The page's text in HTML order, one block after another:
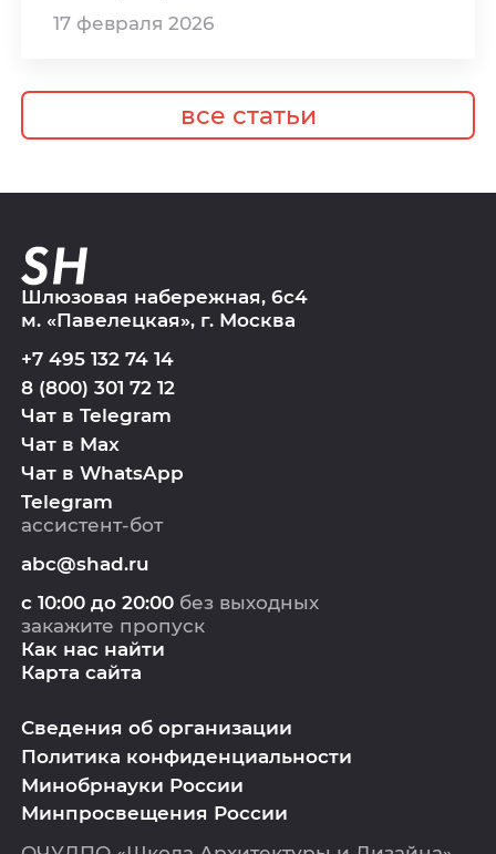
17 февраля 2026
все статьи
Шлюзовая набережная, 6с4
м. «Павелецкая», г. Москва
+7 495 132 74 14
8 (800) 301 72 12
Чат в Telegram
Чат в Max
Чат в WhatsApp
Telegram
ассистент-бот
abc@shad.ru
с 10:00 до 20:00 без выходных
закажите пропуск
Как нас найти
Карта сайта
Сведения об организации
Политика конфиденциальности
Минобрнауки России
Минпросвещения России